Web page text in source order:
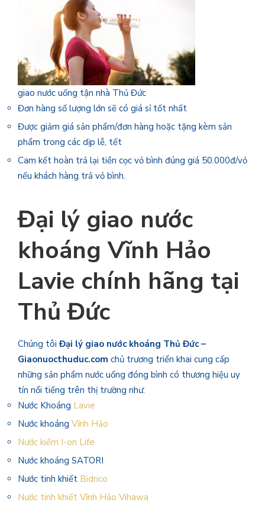
giao nước uống tận nhà Thủ Đức
Đơn hàng số lượng lớn sẽ có giá sỉ tốt nhất
Được giảm giá sản phẩm/đơn hàng hoặc tặng kèm sản
phẩm trong các dịp lễ, tết
Cam kết hoàn trả lại tiền cọc vỏ bình đúng giá 50.000đ/vỏ
nếu khách hàng trả vỏ bình.
Đại lý giao nước
khoáng Vĩnh Hảo
Lavie chính hãng tại
Thủ Đức
Chúng tôi Đại lý giao nước khoáng Thủ Đức –
Giaonuocthuduc.com chủ trương triển khai cung cấp
những sản phẩm nước uống đóng bình có thương hiệu uy
tín nổi tiếng trên thị trường như:
Nước Khoáng Lavie
Nước khoáng Vĩnh Hảo
Nước kiềm I-on Life
Nước khoáng SATORI
Nước tinh khiết Bidrico
Nước tinh khiết Vĩnh Hảo Vihawa